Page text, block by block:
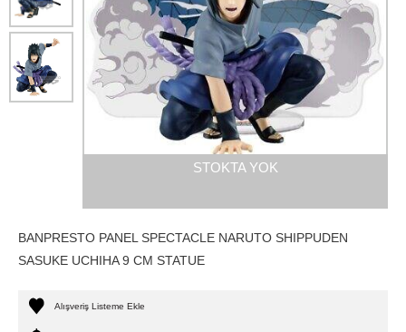
STOKTA YOK
BANPRESTO PANEL SPECTACLE NARUTO SHIPPUDEN
SASUKE UCHIHA 9 CM STATUE
Alışveriş Listeme Ekle